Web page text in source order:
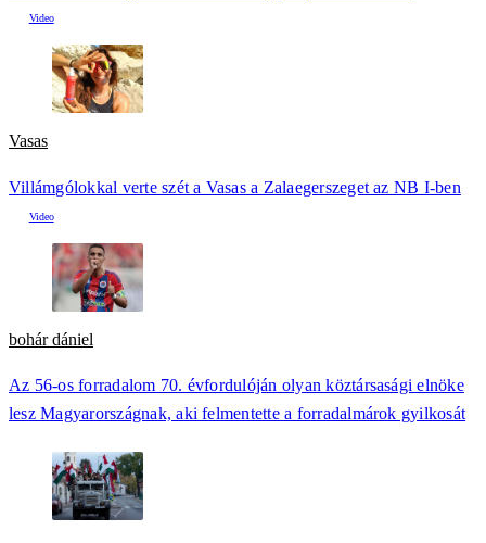
Vasas
Villámgólokkal verte szét a Vasas a Zalaegerszeget az NB I-ben
bohár dániel
Az 56-os forradalom 70. évfordulóján olyan köztársasági elnöke
lesz Magyarországnak, aki felmentette a forradalmárok gyilkosát